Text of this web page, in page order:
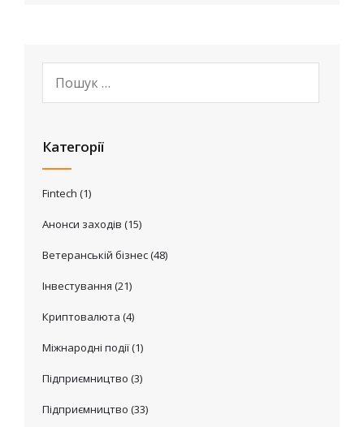
Категорії
Fintech (1)
Анонси заходів (15)
Ветеранській бізнес(48)
Інвестування (21)
Криптовалюта (4)
Міжнародні події(1)
Підприємництво (3)
Підприємництво (33)